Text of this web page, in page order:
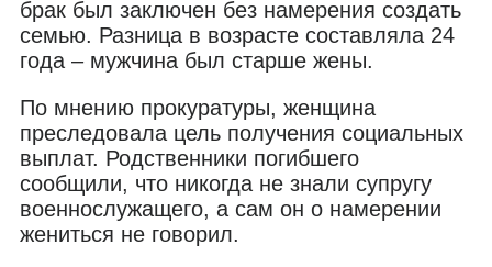
брак был заключен без намерения создать
семью. Разница в возрасте составляла 24
года – мужчина был старше жены.
По мнению прокуратуры, женщина
преследовала цель получения социальных
выплат. Родственники погибшего
сообщили, что никогда не знали супругу
военнослужащего, а сам он о намерении
жениться не говорил.